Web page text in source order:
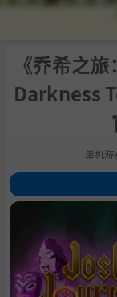
《乔希之
Darkness
单机游
1.关于这款游戏
支持作者
学习下载